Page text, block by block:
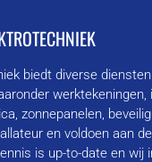
biedt diverse
werktekeningen,
zonnepanelen,
en voldoen aan
is up-to-date en wij